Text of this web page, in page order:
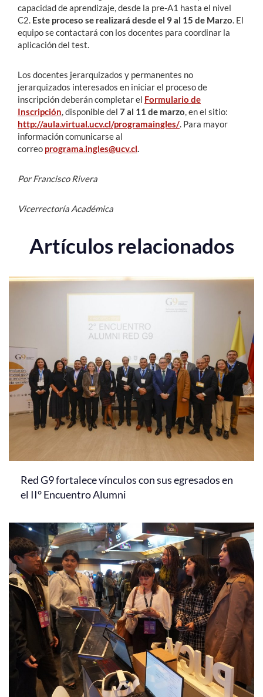
capacidad de aprendizaje, desde la pre-A1 hasta el nivel
C2. Este proceso se realizará desde el 9 al 15 de Marzo. El
equipo se contactará con los docentes para coordinar la
aplicación del test.
Los docentes jerarquizados y permanentes no
jerarquizados interesados en iniciar el proceso de
inscripción deberán completar el Formulario de
Inscripción,disponible del 7 al 11 de marzo, en el sitio:
http://aula.virtual.ucv.cl/programaingles/. Para mayor
información comunicarse al
correo programa.ingles@ucv.cl.
Por Francisco Rivera
Vicerrectoría Académica
Artículos relacionados
Red G9 fortalece vínculos con sus egresados en
el II° Encuentro Alumni